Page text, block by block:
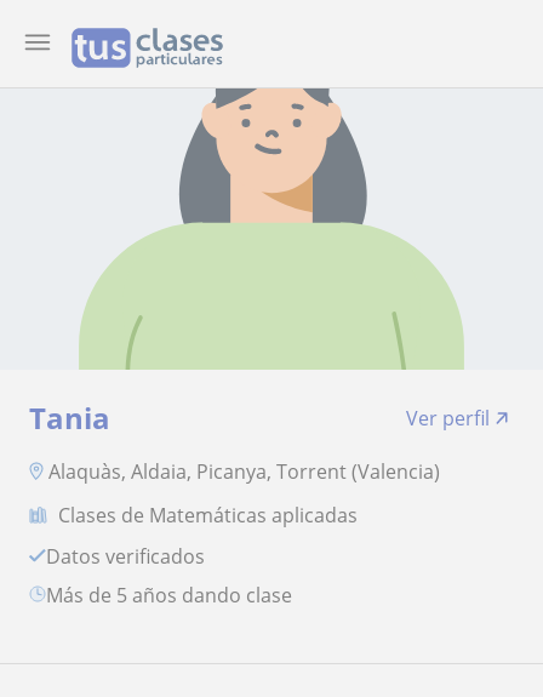
Tania
Ver perfil
Alaquàs, Aldaia, Picanya, Torrent (Valencia)
Clases de Matemáticas aplicadas
Datos verificados
más de 5 años dando clase